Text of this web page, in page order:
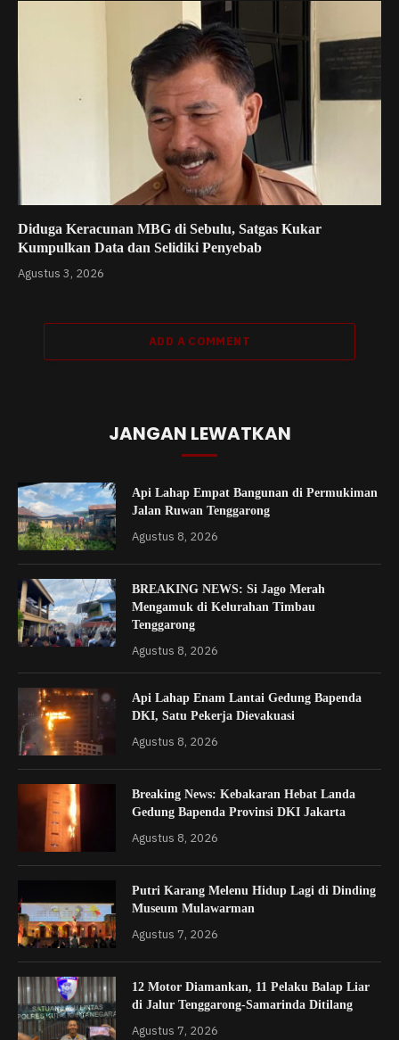
Diduga Keracunan MBG di Sebulu, Satgas Kukar
Kumpulkan Data dan Selidiki Penyebab
Agustus 3, 2026
ADD A COMMENT
JANGAN LEWATKAN
Api Lahap Empat Bangunan di Permukiman
Jalan Ruwan Tenggarong
Agustus 8, 2026
BREAKING NEWS: Si Jago Merah
Mengamuk di Kelurahan Timbau
Tenggarong
Agustus 8, 2026
Api Lahap Enam Lantai Gedung Bapenda
DKI, Satu Pekerja Dievakuasi
Agustus 8, 2026
Breaking News: Kebakaran Hebat Landa
Gedung Bapenda Provinsi DKI Jakarta
Agustus 8, 2026
Putri Karang Melenu Hidup Lagi di Dinding
Museum Mulawarman
Agustus 7, 2026
12 Motor Diamankan, 11 Pelaku Balap Liar
di Jalur Tenggarong-Samarinda Ditilang
Agustus 7, 2026